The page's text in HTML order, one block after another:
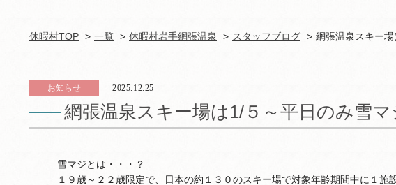
休暇村TOP 一覧 休暇村岩手網張温泉 スタッフブログ 網張温泉スキー場
お知らせ 2025.12.25
網張温泉スキー場は1/５～平日のみ雪マ
雪マジとは・・・？
１９歳～２２歳限定で、日本の約１３０のスキー場で対象年齢期間中に１